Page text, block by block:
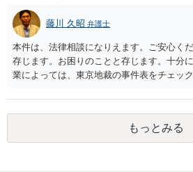
藤川 久昭 弁護士
本件は、法律相談になりえます。ご安心く
存じます。お困りのことと存じます。十分
業によっては、東京地裁の事件表をチェッ
用内定取消の有効性は、取消事由が、「採
知ることが出来ないことであって、留保解
の趣旨に照らして、客観的合理的、社会通
れます。本件が、これらに該当するかどう
もっとみる